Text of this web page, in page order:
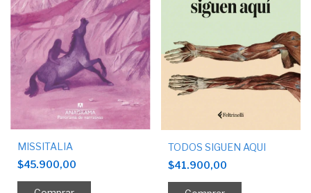
MISSITALIA
$45.900,00
TODOS SIGUEN AQUI
$41.900,00